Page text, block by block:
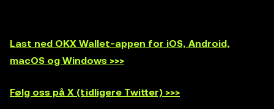
Last ned OKX Wallet-appen for iOS, Android,
macOS og Windows >>>
Følg oss på X (tidligere Twitter) >>>